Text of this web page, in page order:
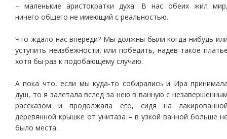
– маленькие аристократки духа. В нас обеих жил
ничего общего не имеющий с реальностью.
Что ждало нас впереди? Мы должны были когда-нибудь
уступить неизбежности, или победить, надев такое
хотя бы раз к подобающему случаю.
А пока что, если мы куда-то собирались и Ира
душ, то я залетала вслед за нею в ванную с
рассказом и продолжала его, сидя на
деревянной крышке от унитаза – в узкой ванной больше
было места.